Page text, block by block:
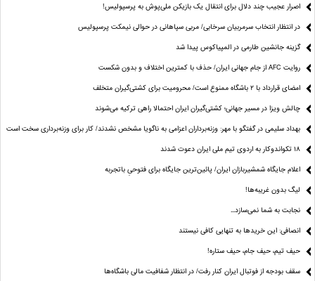
اصرار عجیب چند دلال برای انتقال یک بازیکن ملی‌پوش به پرسپولیس!
در انتظار انتخاب سرمربیان سرخابی/ مربی سپاهانی در حوالی نیمکت پرسپولیس
گزینه جانشین طارمی در المپیاکوس پیدا شد
روایت AFC از جام جهانی ایران/ حذف با کمترین اختلاف و بدون شکست
امضای قرارداد با ۲ باشگاه ممنوع است/ محرومیت برای کشتی‌گیران متخلف
چالش ویزا در مسیر جهانی؛ کشتی‌گیران ایران احتمالا راهی ترکیه می‌شوند
بهداد سلیمی در گفتگو با مهر: وزنه‌برداران اعزامی به ناگویا مشخص نشدند/ کار برای وزنه‌برداری سخت است
۱۸ تکواندوکار به اردوی تیم ملی ایران دعوت شدند
اعلام جایگاه شمشیربازان ایران/ پائین‌ترین جایگاه برای فتوحیِ باتجربه
لیگ بدون غریبه‌ها!
نجابت به شما نمی‌سازد...
انصافی: این خریدها به تنهایی کافی نیستند
حیف تیم، حیف جام، حیف ستاره‌!
سقف بودجه از فوتبال ایران کنار رفت/ در انتظار شفافیت مالی باشگاه‌ها